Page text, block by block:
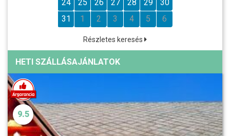
24
25 26 27 28 29
30
31
1 2 3 4 5 6
Részletes keresés
HETI SZÁLLÁSAJÁNLATOK
9.5